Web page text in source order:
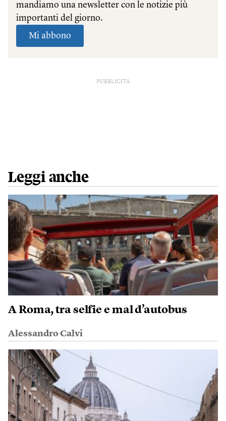
PUBBLICITÀ
Leggi anche
A Roma, tra selfie e mal d’autobus
Alessandro Calvi